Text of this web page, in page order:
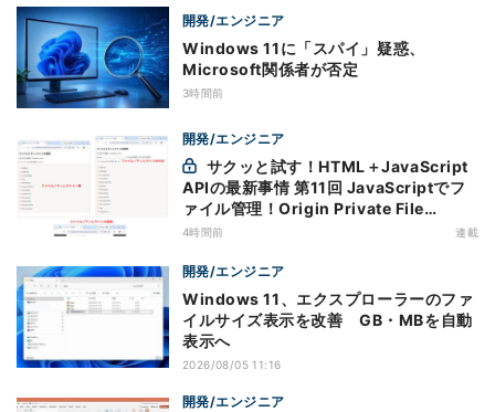
開発/エンジニア
Windows 11に「スパイ」疑惑、
Microsoft関係者が否定
3時間前
開発/エンジニア
APIの最新事情 第11回 JavaScriptでフ
ァイル管理！Origin Private File
Systemを活用する
4時間前 連載
開発/エンジニア
Windows 11、エクスプローラーのファ
イルサイズ表示を改善 GB・MBを自動
表示へ
2026/08/05 11:16
開発/エンジニア